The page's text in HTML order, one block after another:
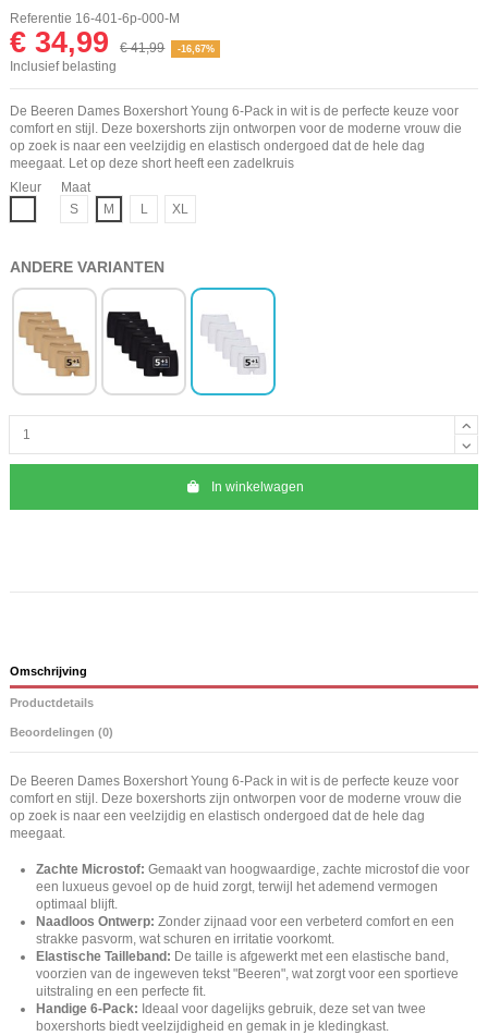
Referentie 16-401-6p-000-M
€ 34,99 € 41,99 -16,67%
Inclusief belasting
De Beeren Dames Boxershort Young 6-Pack in wit is de perfecte keuze voor
comfort en stijl. Deze boxershorts zijn ontworpen voor de moderne vrouw die
op zoek is naar een veelzijdig en elastisch ondergoed dat de hele dag
meegaat. Let op deze short heeft een zadelkruis
Kleur
Maat
S
M L XL
ANDERE VARIANTEN
In winkelwagen
Omschrijving
Productdetails
Beoordelingen (0)
De Beeren Dames Boxershort Young 6-Pack in wit is de perfecte keuze voor
comfort en stijl. Deze boxershorts zijn ontworpen voor de moderne vrouw die
op zoek is naar een veelzijdig en elastisch ondergoed dat de hele dag
meegaat.
Zachte Microstof: Gemaakt van hoogwaardige, zachte microstof die voor
een luxueus gevoel op de huid zorgt, terwijl het ademend vermogen
optimaal blijft.
Naadloos Ontwerp: Zonder zijnaad voor een verbeterd comfort en een
strakke pasvorm, wat schuren en irritatie voorkomt.
Elastische Tailleband: De taille is afgewerkt met een elastische band,
voorzien van de ingeweven tekst "Beeren", wat zorgt voor een sportieve
uitstraling en een perfecte fit.
Handige 6-Pack: Ideaal voor dagelijks gebruik, deze set van twee
boxershorts biedt veelzijdigheid en gemak in je kledingkast.